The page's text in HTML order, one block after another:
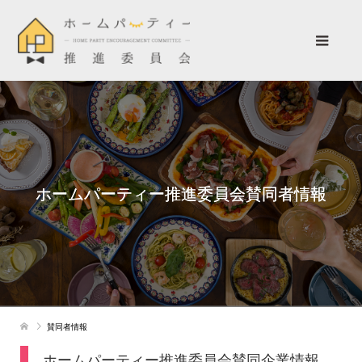
ホームパーティー推進委員会賛同者情報
賛同者情報